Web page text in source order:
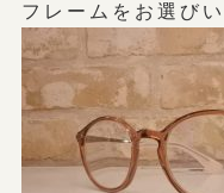
フレームをお選び